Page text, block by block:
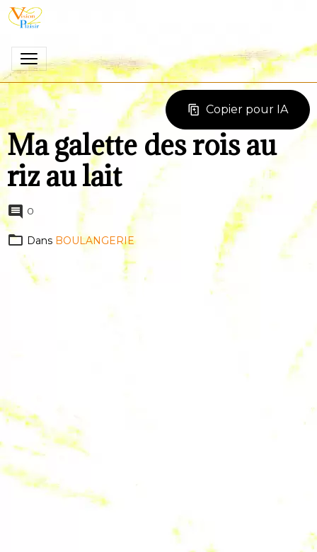
Copier pour IA
Ma galette des rois au
riz au lait
0
Dans BOULANGERIE